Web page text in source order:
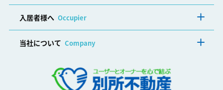
入居者様へ Occupier
当社について Company